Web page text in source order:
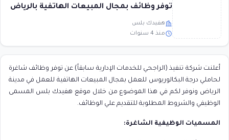
توفر وظائف بمجال المبيعات الهاتفية بالرياض
هفيدك بلس
منذ 4 سنوات
أعلنت شركة تنفيذ (الراجحي للخدمات الإدارية سابقاً) عن توفر وظائف شاغرة
لحاملي درجة البكالوريوس للعمل بمجال المبيعات الهاتفية للعمل في مدينة
الرياض ونوفر لكم في هذا الموضوع من خلال موقع هفيدك بلس المسمى
الوظيفي والشروط المطلوبة للتقديم علي الوظائف.
المسميات الوظيفية الشاغرة: